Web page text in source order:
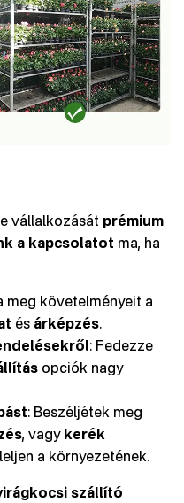
vállalkozását prémium
a kapcsolatot ma, ha
meg követelményeit a
és árképzés.
: Fedezze
opciók nagy
: Beszéljétek meg
, vagy kerék
a környezetének.
szállító